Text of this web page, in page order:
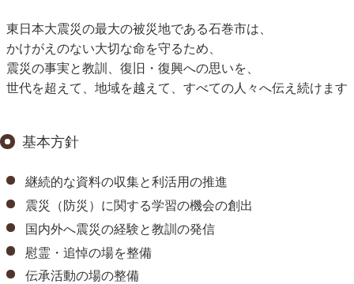
東日本大震災の最大の被災地である石巻市は、
かけがえのない大切な命を守るため、
震災の事実と教訓、復旧・復興への思いを、
世代を超えて、地域を越えて、すべての人々へ伝え続けます
基本方針
継続的な資料の収集と利活用の推進
震災（防災）に関する学習の機会の創出
国内外へ震災の経験と教訓の発信
慰霊・追悼の場を整備
伝承活動の場の整備